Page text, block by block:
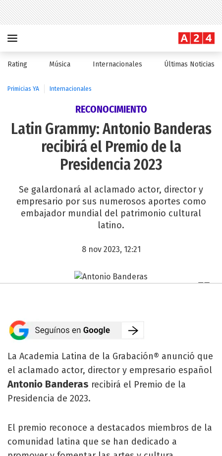
Rating Música Internacionales Últimas Noticias
Primicias YA Internacionales
RECONOCIMIENTO
Latin Grammy: Antonio Banderas
recibirá el Premio de la
Presidencia 2023
Se galardonará al aclamado actor, director y
empresario por sus numerosos aportes como
embajador mundial del patrimonio cultural
latino.
8 nov 2023, 12:21
La Academia Latina de la Grabación® anunció que
el aclamado actor, director y empresario español
Antonio Banderas recibirá el Premio de la
Presidencia de 2023.
El premio reconoce a destacados miembros de la
comunidad latina que se han dedicado a